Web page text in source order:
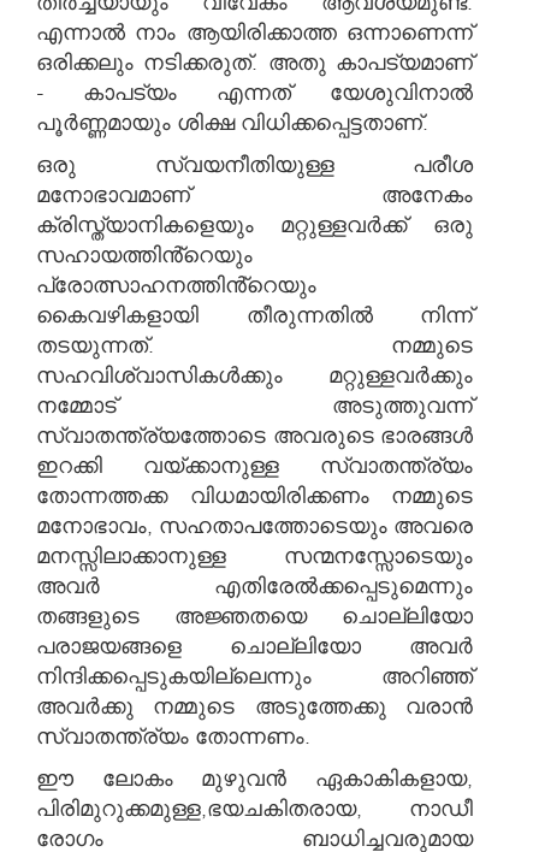
എന്നാൽ നാം ആയിരിക്കാത്ത ഒന്നാണെന്ന്
ഒരിക്കലും നടിക്കരുത്. അതു കാപട്യമാണ്
- കാപട്യം എന്നത് യേശുവിനാൽ
പൂർണ്ണമായും ശിക്ഷ വിധിക്കപ്പെട്ടതാണ്.
ഒരു സ്വയനീതിയുള്ള പരീശ
മനോഭാവമാണ് അനേകം
ക്രിസ്ത്യാനികളെയും മറ്റുള്ളവർക്ക് ഒരു
സഹായത്തിൻ്റെയും
പ്രോത്സാഹനത്തിൻ്റെയും
കൈവഴികളായി തീരുന്നതിൽ നിന്ന്
തടയുന്നത്. നമ്മുടെ
സഹവിശ്വാസികൾക്കും മറ്റുള്ളവർക്കും
നമ്മോട് അടുത്തുവന്ന്
സ്വാതന്ത്ര്യത്തോടെ അവരുടെ ഭാരങ്ങൾ
ഇറക്കി വയ്ക്കാനുള്ള സ്വാതന്ത്ര്യം
തോന്നത്തക്ക വിധമായിരിക്കണം നമ്മുടെ
മനോഭാവം, സഹതാപത്തോടെയും അവരെ
മനസ്സിലാക്കാനുള്ള സന്മനസ്സോടെയും
അവർ എതിരേൽക്കപ്പെടുമെന്നും
തങ്ങളുടെ അജ്ഞതയെ ചൊല്ലിയോ
പരാജയങ്ങളെ ചൊല്ലിയോ അവർ
നിന്ദിക്കപ്പെടുകയില്ലെന്നും അറിഞ്ഞ്
അവർക്കു നമ്മുടെ അടുത്തേക്കു വരാൻ
സ്വാതന്ത്ര്യം തോന്നണം.
ഈ ലോകം മുഴുവൻ ഏകാകികളായ,
പിരിമുറുക്കമുള്ള,ഭയചകിതരായ, നാഡീ
രോഗം ബാധിച്ചവരുമായ